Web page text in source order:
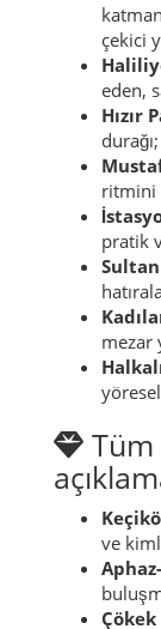
ve
çekici
eden,
Hızır
ritmini
pratik
mezar
Tüm